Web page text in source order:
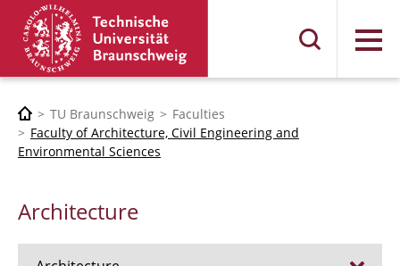
Menu
TU Braunschweig
Faculties
Faculty of Architecture, Civil Engineering and
Environmental Sciences
Architecture